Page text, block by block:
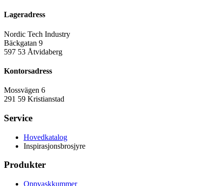
Lageradress
Nordic Tech Industry
Bäckgatan 9
597 53 Åtvidaberg
Kontorsadress
Mossvägen 6
291 59 Kristianstad
Service
Hovedkatalog
Inspirasjonsbrosjyre
Produkter
Oppvaskkummer